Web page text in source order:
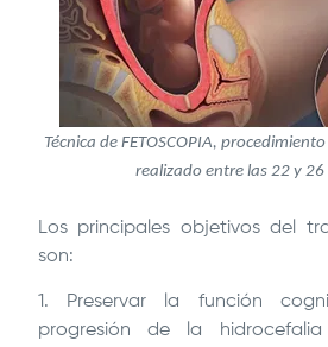
Técnica de FETOSCOPIA,
realizado entre las 22 y 26
Los principales objetivos del
son:
1. Preservar la función
progresión de la